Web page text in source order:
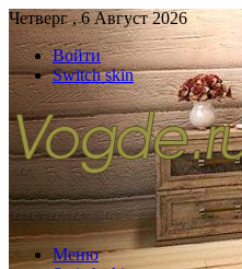
Четверг , 6 Август 2026
Войти
Switch skin
Меню